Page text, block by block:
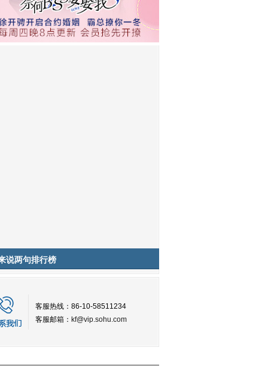
说两句排行榜
客服热线：86-10-58511234
客服邮箱： kf@vip.sohu.com